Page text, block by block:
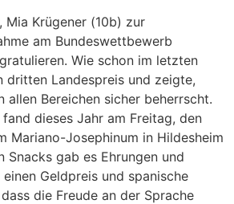
Mia Krügener (10b) zur
am Bundeswettbewerb
Wie schon im letzten
dritten Landespreis und zeigte,
allen Bereichen sicher beherrscht.
dieses Jahr am Freitag, den
Mariano-Josephinum in Hildesheim
Snacks gab es Ehrungen und
Geldpreis und spanische
die Freude an der Sprache